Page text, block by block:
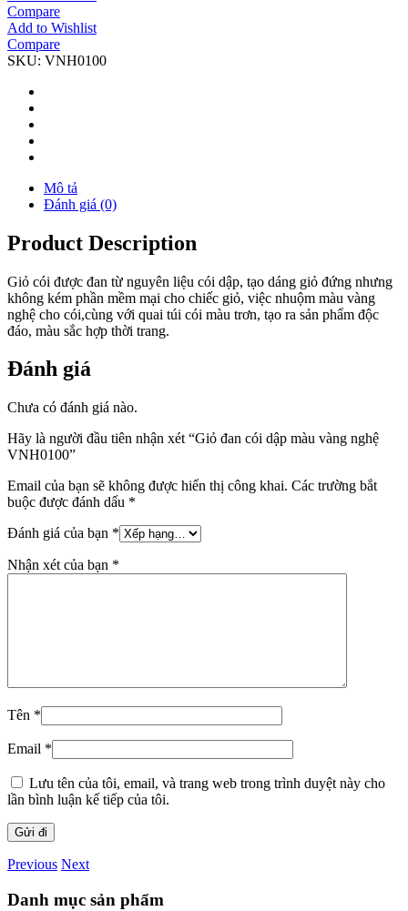
Compare
Add to Wishlist
Compare
SKU: VNH0100
Mô tả
Đánh giá (0)
Product Description
Giỏ cói được đan từ nguyên liệu cói dập, tạo dáng giỏ đứng nhưng
không kém phần mềm mại cho chiếc giỏ, việc nhuộm màu vàng
nghệ cho cói,cùng với quai túi cói màu trơn, tạo ra sản phẩm độc
đáo, màu sắc hợp thời trang.
Đánh giá
Chưa có đánh giá nào.
Hãy là người đầu tiên nhận xét “Giỏ đan cói dập màu vàng nghệ
VNH0100”
Email của bạn sẽ không được hiển thị công khai. Các trường bắt
buộc được đánh dấu *
Đánh giá của bạn *
Nhận xét của bạn *
Tên *
Email *
Lưu tên của tôi, email, và trang web trong trình duyệt này cho
lần bình luận kế tiếp của tôi.
Previous Next
Danh mục sản phẩm